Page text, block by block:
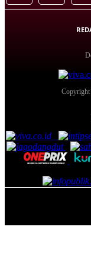
Copyright